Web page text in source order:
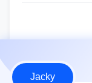
Jacky